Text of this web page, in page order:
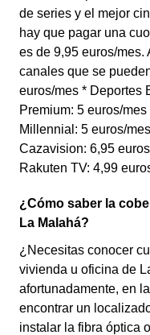
de series y el mejor
hay que pagar una
es de 9,95 euros/mes.
canales que se
euros/mes * Deportes
Premium: 5 euros/
Millennial: 5 euros/
Cazavision: 6,95
Rakuten TV: 4,99
¿Cómo saber la
La Malahá?
¿Necesitas conocer
vivienda u oficina de
afortunadamente, en
encontrar un
instalar la fibra óptica